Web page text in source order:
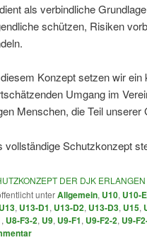
als verbindliche
schützen, Risiken
Konzept setzen wir
Umgang im
Menschen, die Teil unserer
vollständige Schutzkonzept
DER DJK ERLANGEN
unterAllgemein, U10, U10-
U13, U13-D1, U13-D2, U13-D3, U15,
, U8-F3-2, U9, U9-F1, U9-F2-2, U9-